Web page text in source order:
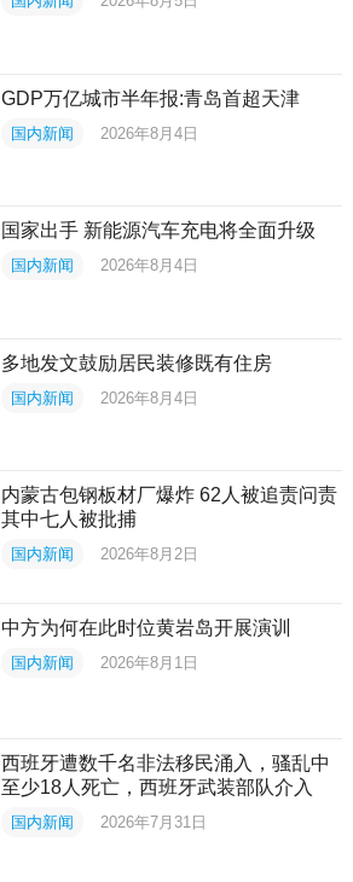
GDP万亿城市半年报:青岛首超天津
国内新闻 2026年8月4日
国家出手 新能源汽车充电将全面升级
国内新闻 2026年8月4日
多地发文鼓励居民装修既有住房
国内新闻 2026年8月4日
内蒙古包钢板材厂爆炸 62人被追责问责
其中七人被批捕
国内新闻 2026年8月2日
中方为何在此时位黄岩岛开展演训
国内新闻 2026年8月1日
西班牙遭数千名非法移民涌入，骚乱中
至少18人死亡，西班牙武装部队介入
国内新闻 2026年7月31日